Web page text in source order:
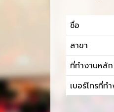
ชื่อ
สาขา
ที่ทำงานหลัก
เบอร์โทรที่ท